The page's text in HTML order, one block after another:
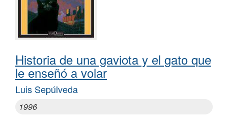
Historia de una gaviota y el gato que
le enseñó a volar
Luis Sepúlveda
1996